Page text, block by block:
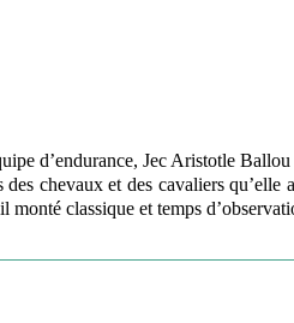
d’endurance, Jec Aristotle
chevaux et des cavaliers
classique et temps